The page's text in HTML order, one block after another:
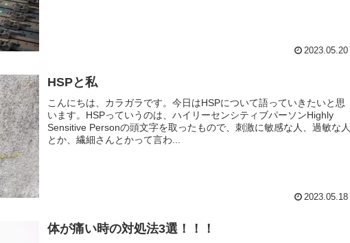
2023.05.20
HSPと私
こんにちは、カラガラです。今日はHSPについて語っていきたいと思
います。HSPっていうのは、ハイリーセンシティブパーソンHighly
Sensitive Personの頭文字を取ったもので、刺激に敏感な人、過敏な人
とか、繊細さんとかって言わ...
2023.05.18
体が痛い時の対処法3選！！！